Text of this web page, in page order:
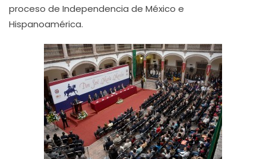
proceso de Independencia de México e
Hispanoamérica.